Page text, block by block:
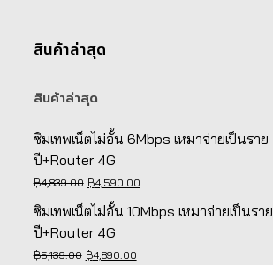
สินค้าล่าสุด
สินค้าล่าสุด
ซิมเทพเน็ตไม่อั้น 6Mbps เหมาจ่ายเป็นราย
ปี+Router 4G
฿4,839.00 Original
price
฿4,590.00Current
ซิมเทพเน็ตไม่อั้น 10Mbps เหมาจ่ายเป็นราย
ปี+Router 4G
฿5,139.00 Original
฿4,890.00Current